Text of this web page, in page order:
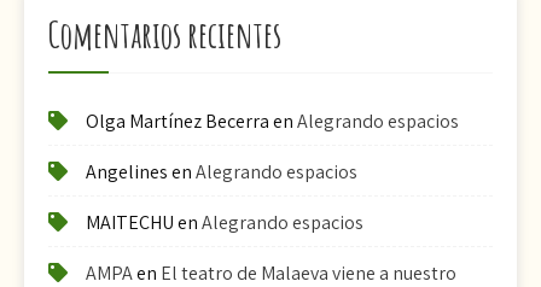
Comentarios recientes
Olga Martínez BecerraenAlegrando espacios
AngelinesenAlegrando espacios
MAITECHUenAlegrando espacios
AMPAen El teatro de Malaeva viene a nuestro